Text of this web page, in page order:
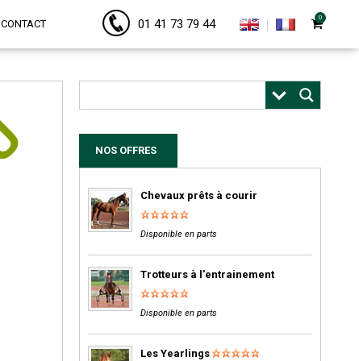
CONTACT 01 41 73 79 44 0
NOS OFFRES
Chevaux prêts à courir
Disponible en parts
Trotteurs à l'entrainement
Disponible en parts
Les Yearlings